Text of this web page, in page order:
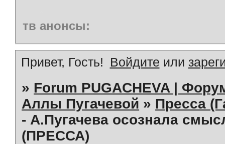
тв анонсы:
Привет, Гость! Войдите или
» Forum PUGACHEVA |
Аллы Пугачевой » Пресса
- А.Пугачева осознала
(ПРЕССА)